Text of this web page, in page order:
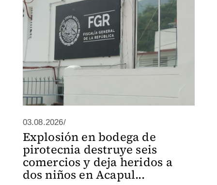
03.08.2026/
Explosión en bodega de
pirotecnia destruye seis
comercios y deja heridos a
dos niños en Acapul...